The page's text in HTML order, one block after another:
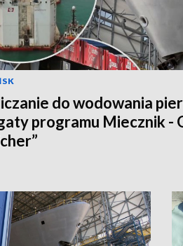
do wodowania
programu Miecznik -